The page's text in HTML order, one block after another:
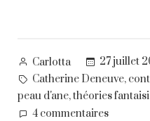
Posted
by
Carlotta 27 juillet
Tags:
Catherine Deneuve,
peau d'ane,théories
4 commentairessur